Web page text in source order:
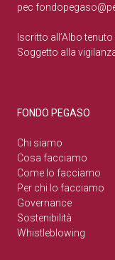
pec
Iscritto all’Albo
Soggetto alla
FONDO PEGASO
Chi siamo
Cosa facciamo
Come lo facciamo
Per chi lo facciamo
Governance
Sostenibilità
Whistleblowing